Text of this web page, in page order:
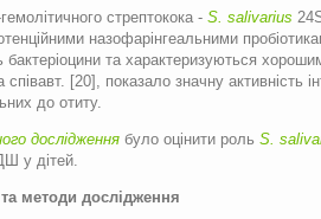
стрептокока - S. salivari­us
назофарінгеальними
бактеріоцини та характеризуються
співавт. [20], показало значну активність
до отиту.
дослідження було оцінити роль S.
у дітей.
методи дослідження